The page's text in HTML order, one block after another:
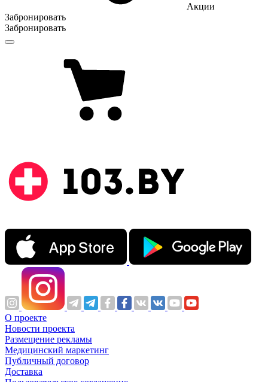
Акции
Забронировать
Забронировать
О проекте
Новости проекта
Размещение рекламы
Медицинский маркетинг
Публичный договор
Доставка